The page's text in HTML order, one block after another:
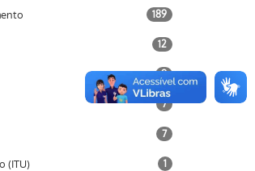
189
12
9
7
7
(ITU) 1